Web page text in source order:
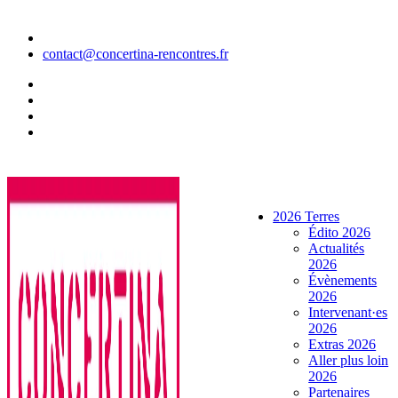
contenu
contact@concertina-rencontres.fr
2026 Terres
Édito 2026
Actualités
2026
Évènements
2026
Intervenant·es
2026
Extras 2026
Aller plus loin
2026
Partenaires